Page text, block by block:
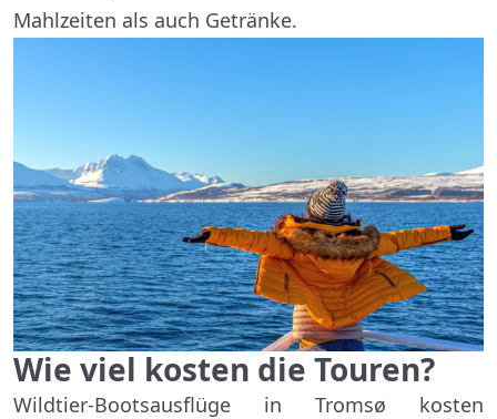
Mahlzeiten als auch Getränke.
Wie viel kosten die Touren?
Wildtier-Bootsausflüge in Tromsø kosten